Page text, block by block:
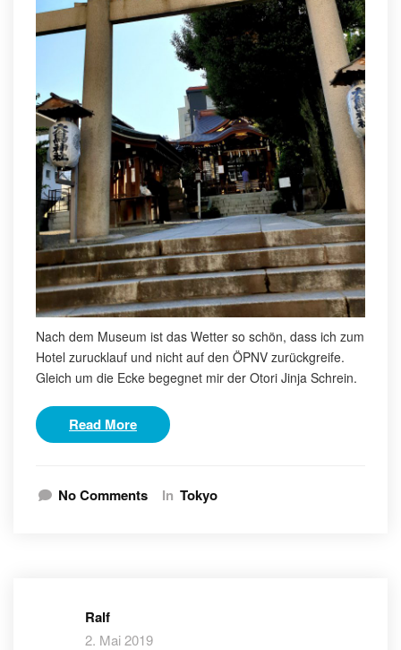
Nach dem Museum ist das Wetter so schön, dass ich zum
Hotel zurucklauf und nicht auf den ÖPNV zurückgreife.
Gleich um die Ecke begegnet mir der Otori Jinja Schrein.
Read More
No Comments In Tokyo
Ralf
2. Mai 2019